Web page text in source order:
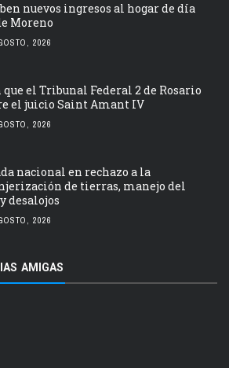
nuevos ingresos al hogar de día
Moreno
2026
que el Tribunal Federal 2 de Rosario
el juicio Saint Amant IV
2026
nacional en rechazo a la
de tierras, manejo del
desalojos
2026
AMIGAS